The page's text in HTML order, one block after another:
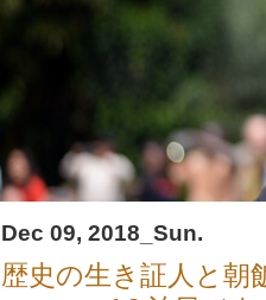
Dec 09, 2018_Sun.
歴史の生き証人と朝